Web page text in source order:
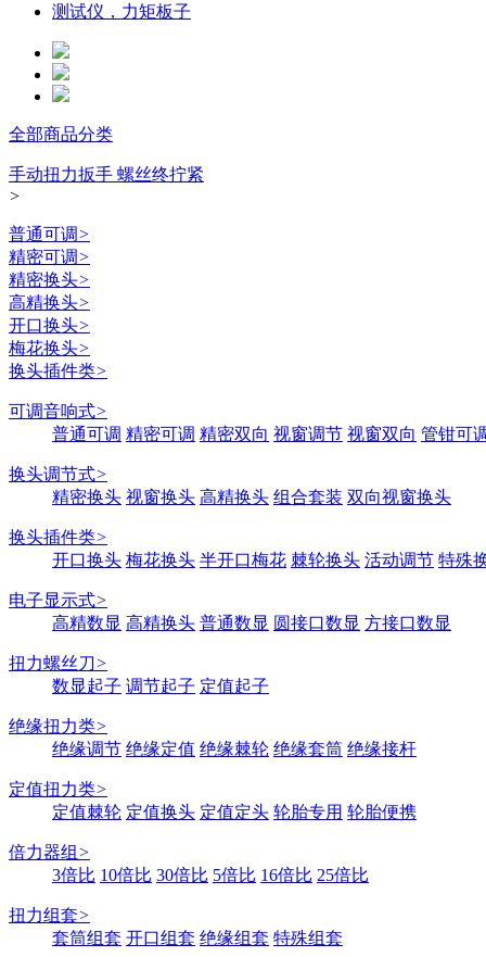
测试仪，力矩板子
全部商品分类
手动扭力扳手 螺丝终拧紧
>
普通可调>
精密可调>
精密换头>
高精换头>
开口换头>
梅花换头>
换头插件类>
可调音响式>
普通可调 精密可调 精密双向 视窗调节 视窗双向 管钳可
换头调节式>
精密换头 视窗换头 高精换头 组合套装 双向视窗换头
换头插件类>
开口换头 梅花换头 半开口梅花 棘轮换头 活动调节 特殊
电子显示式>
高精数显 高精换头 普通数显 圆接口数显 方接口数显
扭力螺丝刀>
数显起子 调节起子 定值起子
绝缘扭力类>
绝缘调节 绝缘定值 绝缘棘轮 绝缘套筒 绝缘接杆
定值扭力类>
定值棘轮 定值换头 定值定头 轮胎专用 轮胎便携
倍力器组 >
3倍比 10倍比 30倍比 5倍比 16倍比 25倍比
扭力组套>
套筒组套 开口组套 绝缘组套 特殊组套